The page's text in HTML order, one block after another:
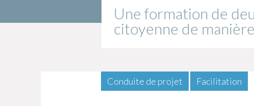
Une formation de
citoyenne de
Conduite de projet Facilitation